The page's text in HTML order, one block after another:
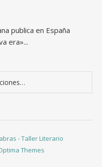
publica en España
era»...
- Taller Literario
Themes